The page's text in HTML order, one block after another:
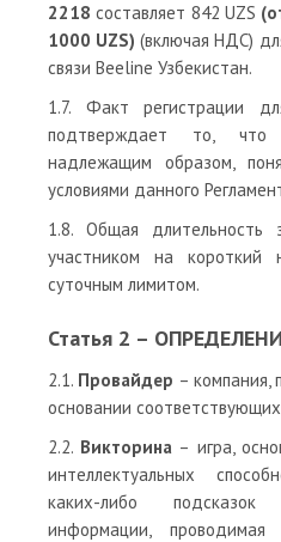
2218 составляет 842 UZS
1000 UZS) (включая НДС)
связи Beeline Узбекистан.
1.7. Факт регистрации
подтверждает то, что
надлежащим образом,
условиями данного
1.8. Общая
участником на короткий
суточным лимитом.
Статья 2 –
2.1. Провайдер – компания,
основании
2.2. Викторина – игра,
интеллектуальных
каких-либо
информации, проводимая